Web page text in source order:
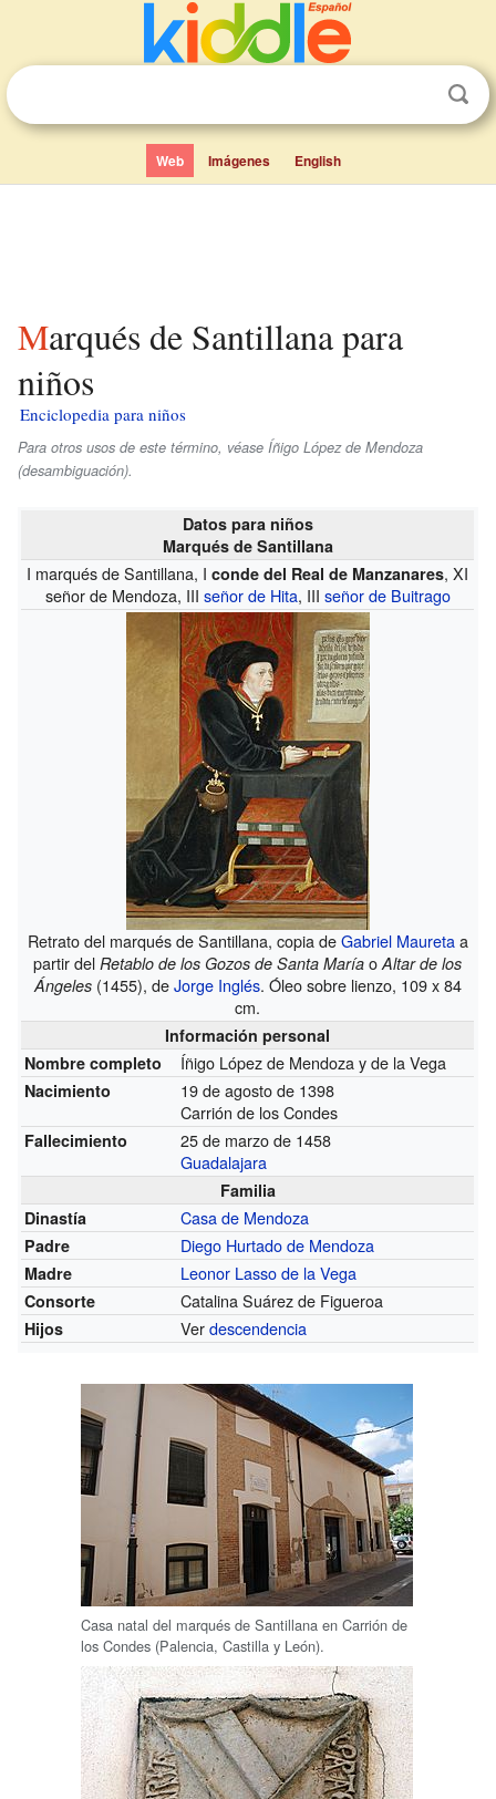
Web Imágenes English
Marqués de Santillana para
niños
Enciclopedia para niños
Para otros usos de este término, véase Íñigo López de Mendoza
(desambiguación).
Datos para niños
Marqués de Santillana
I marqués de Santillana, Iconde del Real de Manzanares, XI
señor de Mendoza, III señor de Hita, III señor de Buitrago
Retrato del marqués de Santillana, copia deGabriel Mauretaa
partir delRetablo de los Gozos de Santa María oAltar de los
Ángeles(1455), deJorge Inglés. Óleo sobre lienzo, 109 x 84
cm.
Información personal
Nombre completo
Íñigo López de Mendoza y de la Vega
Nacimiento
19 de agosto de 1398
Carrión de los Condes
Fallecimiento
25 de marzo de 1458
Guadalajara
Familia
Dinastía
Casa de Mendoza
Padre Diego Hurtado de Mendoza
Madre Leonor Lasso de la Vega
Consorte Catalina Suárez de Figueroa
Hijos Verdescendencia
Casa natal del marqués de Santillana en Carrión de
los Condes (Palencia, Castilla y León).